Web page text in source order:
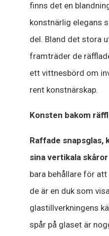
finns det en
konstnärlig elegans
del. Bland det stora
framträder de
ett vittnesbörd om
rent konstnärskap.
Konsten bakom
Raffade snapsglas,
sina vertikala
bara behållare för
de är en duk som
glastillverkningens
spår på glaset är